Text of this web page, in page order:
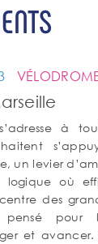
à
un levier
logique où
des
pensé pour
et